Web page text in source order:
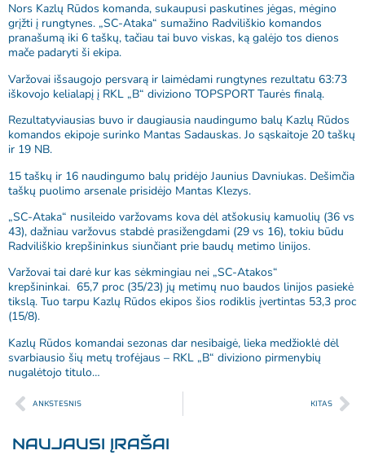
Nors Kazlų Rūdos komanda, sukaupusi paskutines jėgas, mėgino
grįžti į rungtynes. „SC-Ataka“ sumažino Radviliškio komandos
pranašumą iki 6 taškų, tačiau tai buvo viskas, ką galėjo tos dienos
mače padaryti ši ekipa.
Varžovai išsaugojo persvarą ir laimėdami rungtynes rezultatu 63:73
iškovojo kelialapį į RKL „B“ diviziono TOPSPORT Taurės finalą.
Rezultatyviausias buvo ir daugiausia naudingumo balų Kazlų Rūdos
komandos ekipoje surinko Mantas Sadauskas. Jo sąskaitoje 20 taškų
ir 19 NB.
15 taškų ir 16 naudingumo balų pridėjo Jaunius Davniukas. Dešimčia
taškų puolimo arsenale prisidėjo Mantas Klezys.
„SC-Ataka“ nusileido varžovams kova dėl atšokusių kamuolių (36 vs
43), dažniau varžovus stabdė prasižengdami (29 vs 16), tokiu būdu
Radviliškio krepšininkus siunčiant prie baudų metimo linijos.
Varžovai tai darė kur kas sėkmingiau nei „SC-Atakos“
krepšininkai. 65,7 proc (35/23) jų metimų nuo baudos linijos pasiekė
tikslą. Tuo tarpu Kazlų Rūdos ekipos šios rodiklis įvertintas 53,3 proc
(15/8).
Kazlų Rūdos komandai sezonas dar nesibaigė, lieka medžioklė dėl
svarbiausio šių metų trofėjaus – RKL „B“ diviziono pirmenybių
nugalėtojo titulo…
ANKSTESNIS KITAS
NAUJAUSI ĮRAŠAI